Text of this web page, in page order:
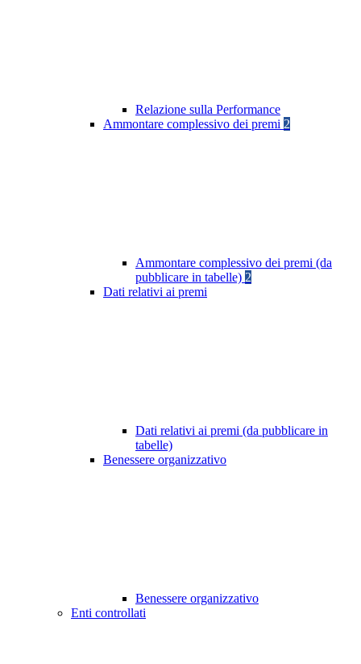
Relazione sulla Performance
Ammontare complessivo dei premi 2
Ammontare complessivo dei premi (da
pubblicare in tabelle) 2
Dati relativi ai premi
Dati relativi ai premi (da pubblicare in
tabelle)
Benessere organizzativo
Benessere organizzativo
Enti controllati